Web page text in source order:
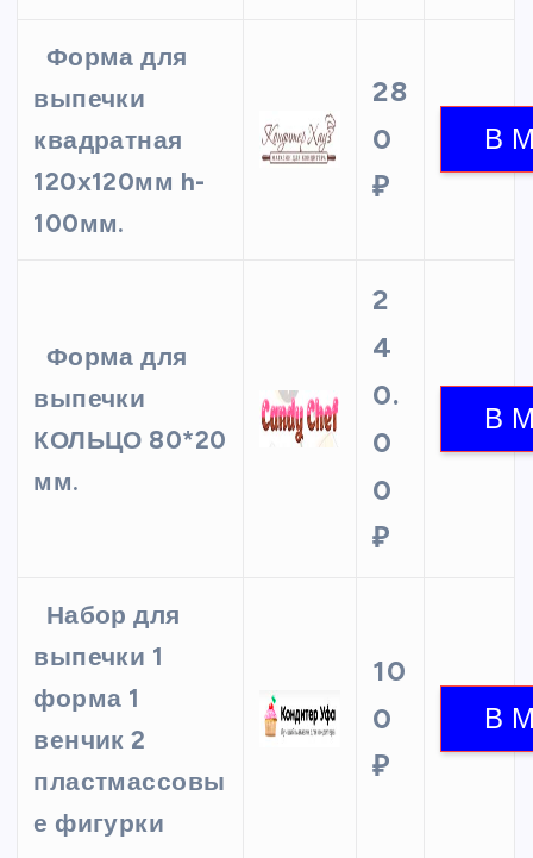
Форма для
выпечки
квадратная
120х120мм h-
100мм.
28
0
₽
Форма для
выпечки
КОЛЬЦО 80*20
мм.
2
4
0.
0
0
₽
Набор для
выпечки 1
форма 1
венчик 2
пластмассовы
е фигурки
10
0
₽